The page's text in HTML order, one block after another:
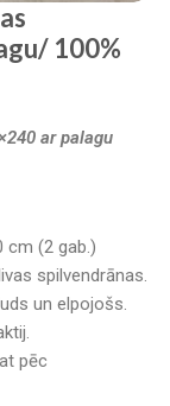
100%
ar palagu
cm (2 gab.)
spilvendrānas.
un elpojošs.
pēc